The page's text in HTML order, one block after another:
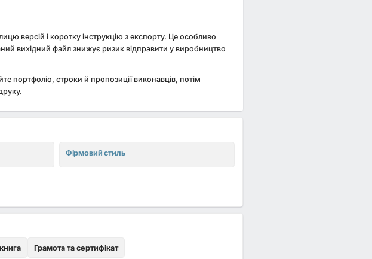
версій і коротку інструкцію з експорту. Це особливо
вихідний файл знижує ризик відправити у виробництво
портфоліо, строки й пропозиції виконавців, потім
Фірмовий стиль
Грамота та сертифікат